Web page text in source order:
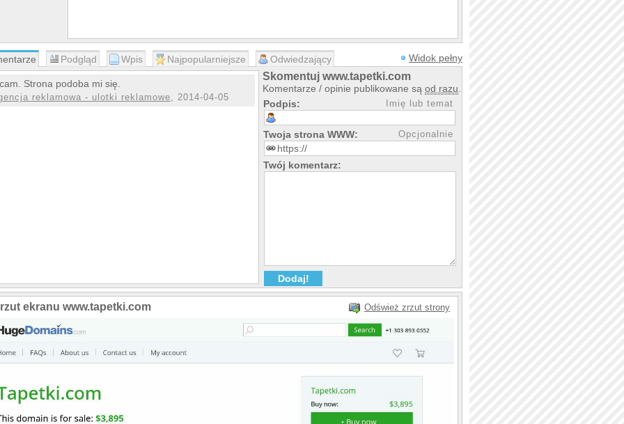
Podgląd Wpis Najpopularniejsze Odwiedzający Widok pełny
Strona podoba mi się.
reklamowa - ulotki reklamowe, 2014-04-05
Skomentuj www.tapetki.com
Komentarze / opinie publikowane są od razu
Podpis:
Imię lub temat
Twoja strona WWW: Opcjonalnie
Twój komentarz:
ekranu www.tapetki.com Odśwież zrzut strony